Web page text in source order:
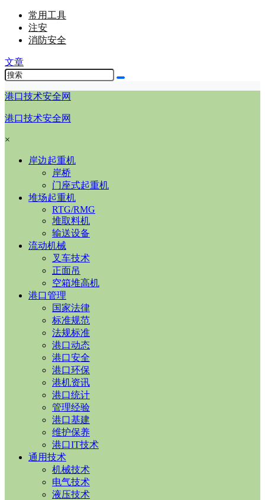
常用工具
注安
消防安全
文章
港口技术安全网
港口技术安全网
×
岸边起重机
岸桥
门座式起重机
堆场起重机
RTG/RMG
堆取料机
输送设备
流动机械
叉车技术
正面吊
空箱堆高机
港口管理
国家法律
标准规范
法规标准
港口动态
港口安全
港口环保
港机资讯
港口统计
管理经验
港口基建
维护保养
港口IT技术
通用技术
机械技术
电气技术
液压技术